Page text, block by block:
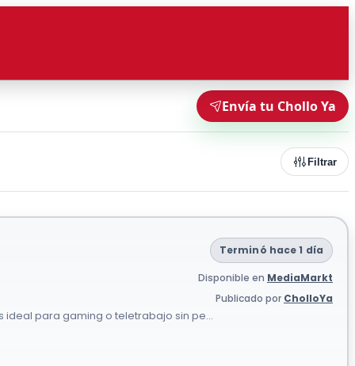
Envía tu Chollo Ya
Filtrar
Terminó hace 1 día
Disponible en MediaMarkt
Publicado por CholloYa
ideal para gaming o teletrabajo sin pe...